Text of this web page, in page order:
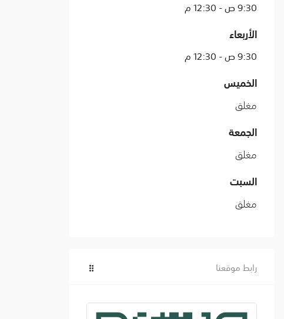
9:30 ص - 12:30 م
الأربعاء
9:30 ص - 12:30 م
الخميس
مغلق
الجمعة
مغلق
السبت
مغلق
رابط موقعنا